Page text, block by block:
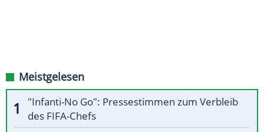
Meistgelesen
"Infanti-No Go": Pressestimmen zum Verbleib
des FIFA-Chefs